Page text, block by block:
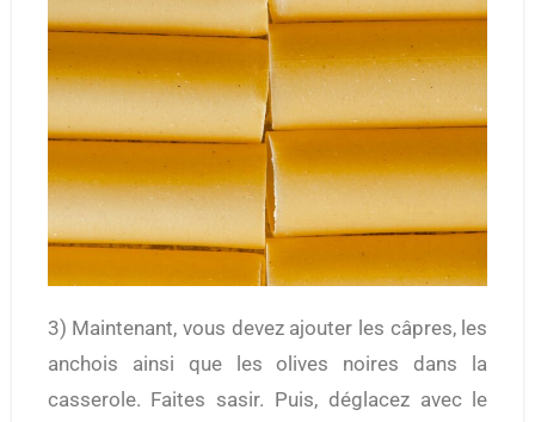
3) Maintenant, vous devez ajouter les câpres, les
anchois ainsi que les olives noires dans la
casserole. Faites sasir. Puis, déglacez avec le